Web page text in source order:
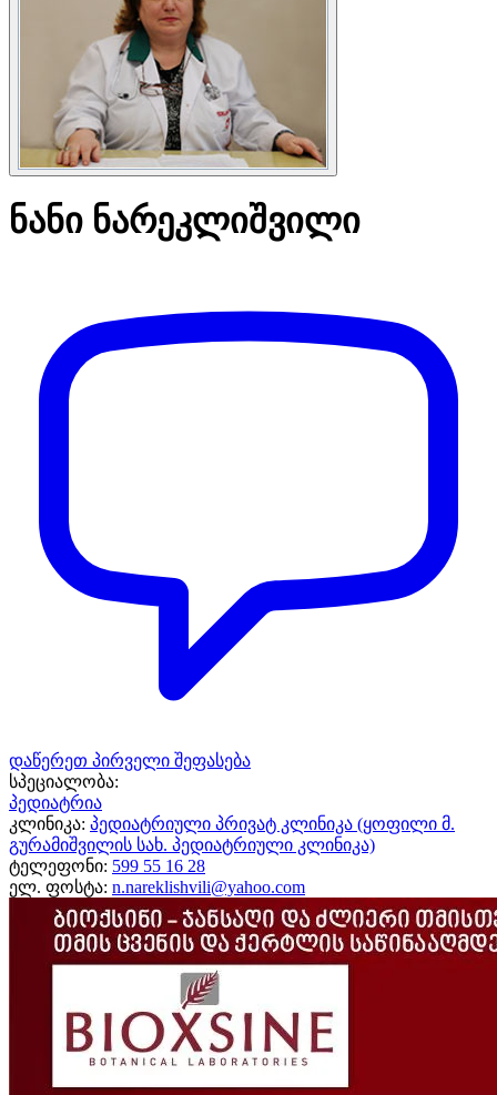
ნანი ნარეკლიშვილი
დაწერეთ პირველი შეფასება
სპეციალობა:
პედიატრია
კლინიკა: პედიატრიული პრივატ კლინიკა (ყოფილი მ.
გურამიშვილის სახ. პედიატრიული კლინიკა)
ტელეფონი: 599 55 16 28
ელ. ფოსტა: n.nareklishvili@yahoo.com